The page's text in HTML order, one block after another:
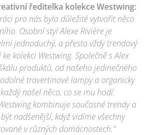
ředitelka kolekce Westwing:
pro nás bylo důležité vytvořit něco
Osobní styl Alexe Rivière je
jednoduchý, a přesto vždy trendový
kolekci Westwing. Společně s Alex
produktů, od našeho jedinečného
travertinové lampy a organicky
našel něco, co se mu hodí.
kombinuje současné trendy a
nadšenější, když vidíme všechny
v různých domácnostech."